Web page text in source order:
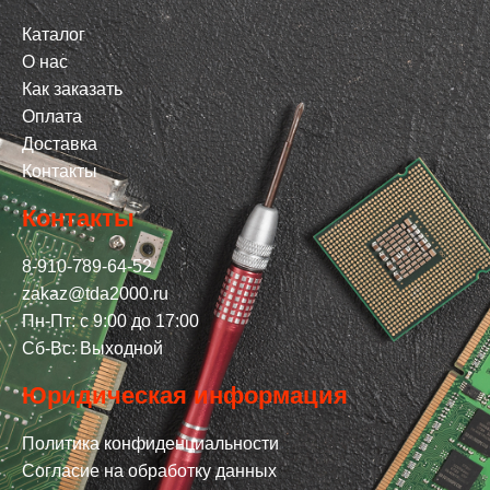
Каталог
О нас
Как заказать
Оплата
Доставка
Контакты
Контакты
8-910-789-64-52
zakaz@tda2000.ru
Пн-Пт: с 9:00 до 17:00
Сб-Вс: Выходной
Юридическая информация
Политика конфиденциальности
Согласие на обработку данных